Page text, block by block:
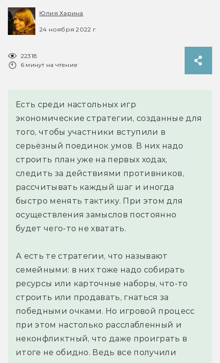
Юлия Харина
24 ноября 2022 г.
22318
6 минут на чтение
Есть среди настольных игр
экономические стратегии, созданные для
того, чтобы участники вступили в
серьёзный поединок умов. В них надо
строить план уже на первых ходах,
следить за действиями противников,
рассчитывать каждый шаг и иногда
быстро менять тактику. При этом для
осуществления замыслов постоянно
будет чего-то не хватать.
А есть те стратегии, что называют
семейными: в них тоже надо собирать
ресурсы или карточные наборы, что-то
строить или продавать, гнаться за
победными очками. Но игровой процесс
при этом настолько расслабленный и
неконфликтный, что даже проиграть в
итоге не обидно. Ведь все получили